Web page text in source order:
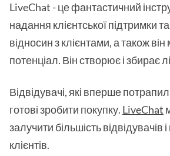
LiveChat - це фантастичний
надання клієнтської підтримки
відносин з клієнтами, а також
потенціал. Він створює і збирає
Відвідувачі, які вперше
готові зробити покупку. LiveChat
залучити більшість відвідувачів
клієнтів.